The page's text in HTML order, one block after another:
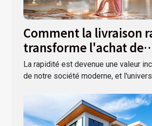
Comment la livraison
transforme l'achat de
champagne rosé
La rapidité est devenue une valeur
de notre société moderne, et l'univers